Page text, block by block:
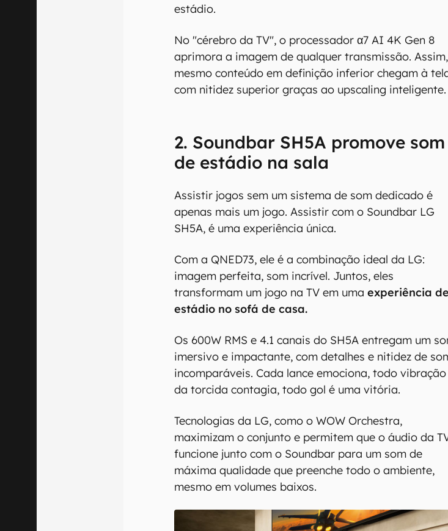
estádio.
No "cérebro da TV", o processador α7 AI 4K Gen 8
aprimora a imagem de qualquer transmissão. Assim,
mesmo conteúdo em definição inferior chegam à
com nitidez superior graças ao upscaling inteligente.
2. Soundbar SH5A promove som
de estádio na sala
Assistir jogos sem um sistema de som dedicado é
apenas mais um jogo. Assistir com o Soundbar LG
SH5A, é uma experiência única.
Com a QNED73, ele é a combinação ideal da LG:
imagem perfeita, som incrível. Juntos, eles
transformam um jogo na TV em uma experiência de
estádio no sofá de casa.
Os 600W RMS e 4.1 canais do SH5A entregam um
imersivo e impactante, com detalhes e nitidez de
incomparáveis. Cada lance emociona, todo vibração
da torcida contagia, todo gol é uma vitória.
Tecnologias da LG, como o WOW Orchestra,
maximizam o conjunto e permitem que o áudio da
funcione junto com o Soundbar para um som de
máxima qualidade que preenche todo o ambiente,
mesmo em volumes baixos.